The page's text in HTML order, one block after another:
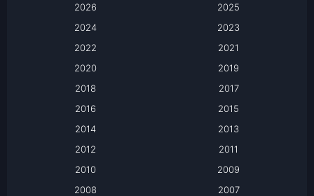
Based on a True Story เรื่องจริง
Based on a True Story เรื่องจริง
2026
2025
2024
2023
2022
2021
2020
2019
2018
2017
2016
2015
2014
2013
2012
2011
2010
2009
2008
2007